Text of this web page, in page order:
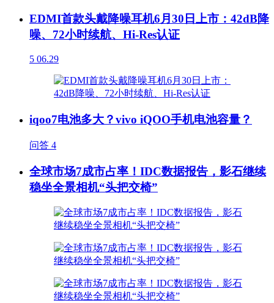
EDMI首款头戴降噪耳机6月30日上市：42dB降
噪、72小时续航、Hi-Res认证
5 06.29
iqoo7电池多大？vivo iQOO手机电池容量？
问答 4
全球市场7成市占率！IDC数据报告，影石继续
稳坐全景相机“头把交椅”